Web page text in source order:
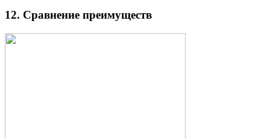
12. Сравнение преимуществ